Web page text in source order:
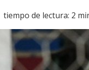
tiempo de lectura: 2